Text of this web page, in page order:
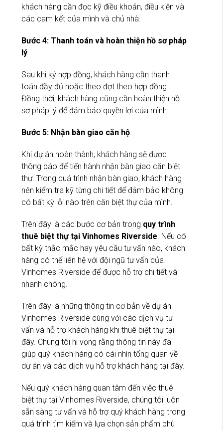
khách hàng cần đọc kỹ điều khoản, điều kiện và
các cam kết của mình và chủ nhà.
Bước 4: Thanh toán và hoàn thiện hồ sơ pháp
lý
Sau khi ký hợp đồng, khách hàng cần thanh
toán đầy đủ hoặc theo đợt theo hợp đồng.
Đồng thời, khách hàng cũng cần hoàn thiện hồ
sơ pháp lý để đảm bảo quyền lợi của mình.
Bước 5: Nhận bàn giao căn hộ
Khi dự án hoàn thành, khách hàng sẽ được
thông báo để tiến hành nhận bàn giao căn biệt
thự. Trong quá trình nhận bàn giao, khách hàng
nên kiểm tra kỹ từng chi tiết để đảm bảo không
có bất kỳ lỗi nào trên căn biệt thự của mình.
Trên đây là các bước cơ bản trong quy trình
thuê biệt thự tại Vinhomes Riverside . Nếu có
bất kỳ thắc mắc hay yêu cầu tư vấn nào, khách
hàng có thể liên hệ với đội ngũ tư vấn của
Vinhomes Riverside để được hỗ trợ chi tiết và
nhanh chóng.
Trên đây là những thông tin cơ bản về dự án
Vinhomes Riverside cùng với các dịch vụ tư
vấn và hỗ trợ khách hàng khi thuê biệt thự tại
đây. Chúng tôi hi vọng rằng thông tin này đã
giúp quý khách hàng có cái nhìn tổng quan về
dự án và các dịch vụ hỗ trợ khách hàng tại đây.
Nếu quý khách hàng quan tâm đến việc thuê
biệt thự tại Vinhomes Riverside, chúng tôi luôn
sẵn sàng tư vấn và hỗ trợ quý khách hàng trong
quá trình tìm kiếm và lựa chọn sản phẩm phù